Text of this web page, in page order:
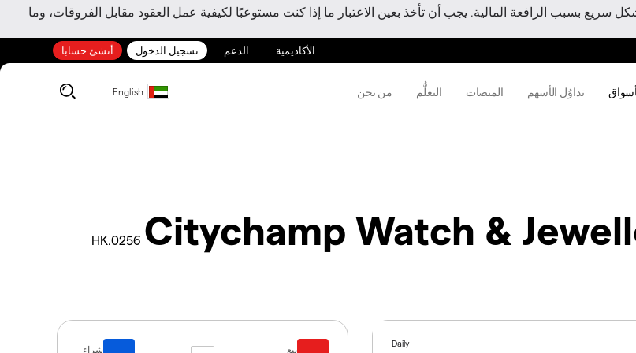
بسبب الرافعة المالية. يجب أن تأخذ بعين الاعتبار ما إذا كنت مستوعبًا لكيفية عمل العقود مقابل الفروقات، وما
الأكاديمية الدعم تسجيل الدخول أنشئ حسابا
تداوُل الأسهم المنصات التعلُّم من نحن English
Citychamp Watch &
0256.HK
بيع شراء
Daily